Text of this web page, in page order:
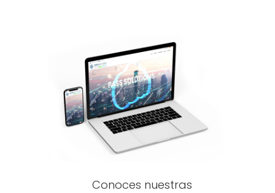
Conoces nuestras